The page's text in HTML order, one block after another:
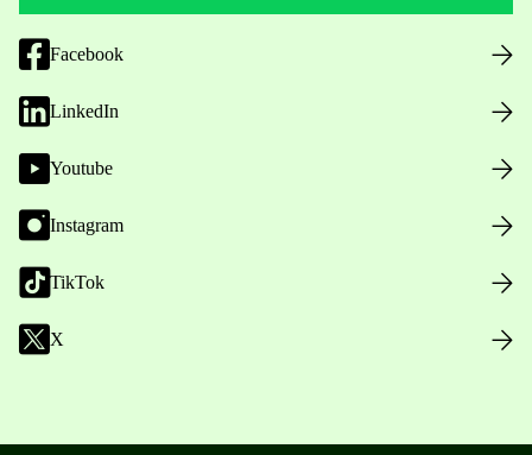
Facebook
LinkedIn
Youtube
Instagram
TikTok
X